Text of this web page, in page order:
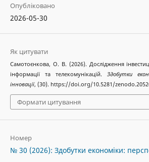
Опубліковано
2026-05-30
Як цитувати
Самотоєнкова, О. В. (2026). Дослідження
інформації та телекомунікацій. Здобутки
інновації, (30). https://doi.org/10.5281/
Формати цитування
Номер
№ 30 (2026): Здобутки економіки: